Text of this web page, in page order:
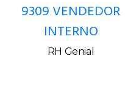
9309 VENDEDOR
INTERNO
RH Genial